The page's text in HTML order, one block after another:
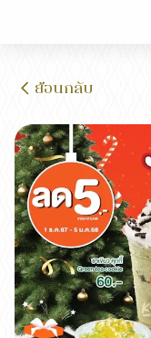
ย้อนกลับ